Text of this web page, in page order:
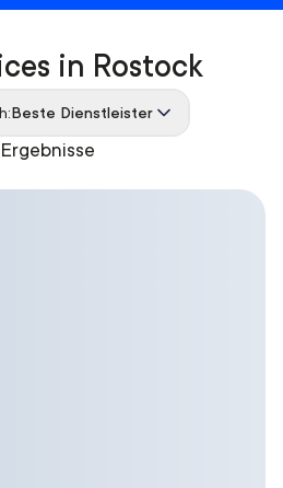
in Rostock
Beste Dienstleister